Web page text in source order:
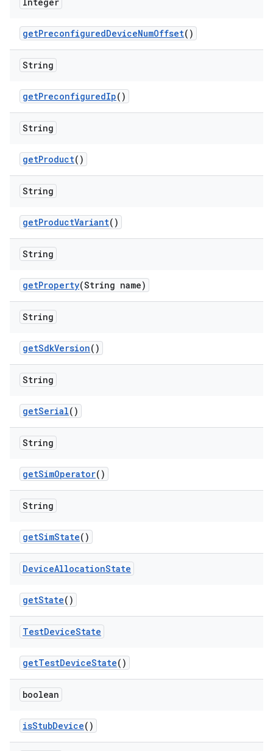
getPreconfiguredDeviceNumOffset()
String
getPreconfiguredIp()
String
getProduct()
String
getProductVariant()
String
getProperty(String name)
String
getSdkVersion()
String
getSerial()
String
getSimOperator()
String
getSimState()
DeviceAllocationState
getState()
TestDeviceState
getTestDeviceState()
boolean
isStubDevice()